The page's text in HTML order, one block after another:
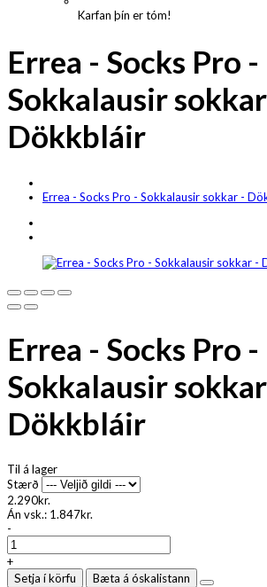
Karfan þín er tóm!
Errea - Socks Pro -
Sokkalausir
Dökkbláir
Errea - Socks Pro - Sokkalausir sokkar -
Errea - Socks Pro -
Sokkalausir
Dökkbláir
Til á lager
Stærð
2.290kr.
Án vsk.: 1.847kr.
-
+
Setja í körfu
Bæta á óskalistann